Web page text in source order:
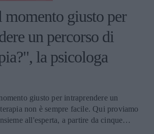
momento giusto per
un percorso di
la psicologa
giusto per intraprendere un
non è sempre facile. Qui proviamo
all'esperta, a partire da cinque